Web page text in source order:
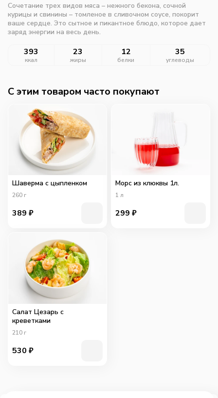
Сочетание трех видов мяса – нежного бекона, сочной
курицы и свинины – томленое в сливочном соусе, покорит
ваше сердце. Это сытное и пикантное блюдо, которое дает
заряд энергии на весь день.
393
ккал
23
жиры
12
белки
35
углеводы
C этим товаром часто покупают
Шаверма с цыпленком
260 г
389 ₽
Морс из клюквы 1л.
1 л
299 ₽
Салат Цезарь с
креветками
210 г
530 ₽